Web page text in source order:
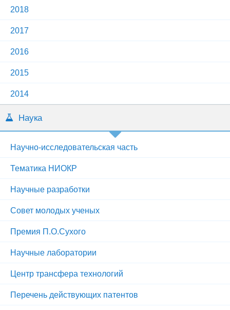
2018
2017
2016
2015
2014
Наука
Научно-исследовательская часть
Тематика НИОКР
Научные разработки
Совет молодых ученых
Премия П.О.Сухого
Научные лаборатории
Центр трансфера технологий
Перечень действующих патентов